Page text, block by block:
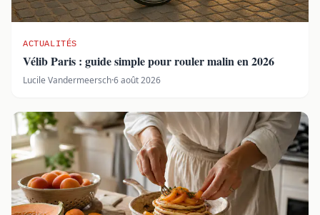
ACTUALITÉS
Vélib Paris : guide simple pour rouler malin en 2026
Lucile Vandermeersch·6 août 2026